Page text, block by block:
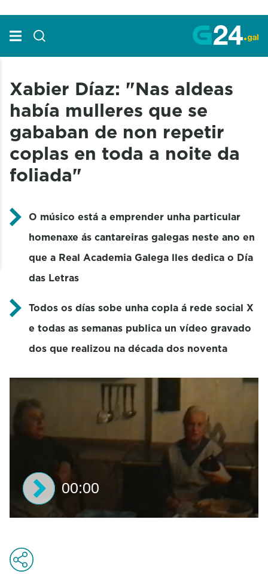
Xabier Díaz: "Nas aldeas
había mulleres que se
gababan de non repetir
coplas en toda a noite da
foliada"
O músico está a emprender unha particular
homenaxe ás cantareiras galegas neste ano en
que a Real Academia Galega lles dedica o Día
das Letras
Todos os días sobe unha copla á rede social X
e todas as semanas publica un vídeo gravado
dos que realizou na década dos noventa
c
o
00:00